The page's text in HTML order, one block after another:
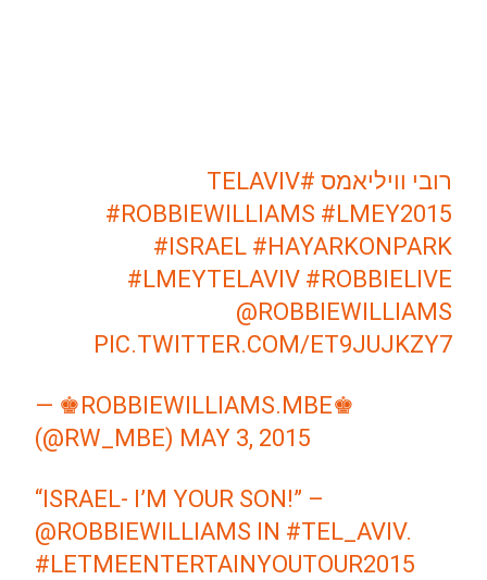
רובי וויליאמס #TELAVIV
#ROBBIEWILLIAMS #LMEY2015
#ISRAEL #HAYARKONPARK
#LMEYTELAVIV #ROBBIELIVE
@ROBBIEWILLIAMS
PIC.TWITTER.COM/ET9JUJKZY7
— ♚ROBBIEWILLIAMS.MBE♚
(@RW_MBE) MAY 3, 2015
“ISRAEL- I’M YOUR SON!” –
@ROBBIEWILLIAMS IN #TEL_AVIV.
#LETMEENTERTAINYOUTOUR2015